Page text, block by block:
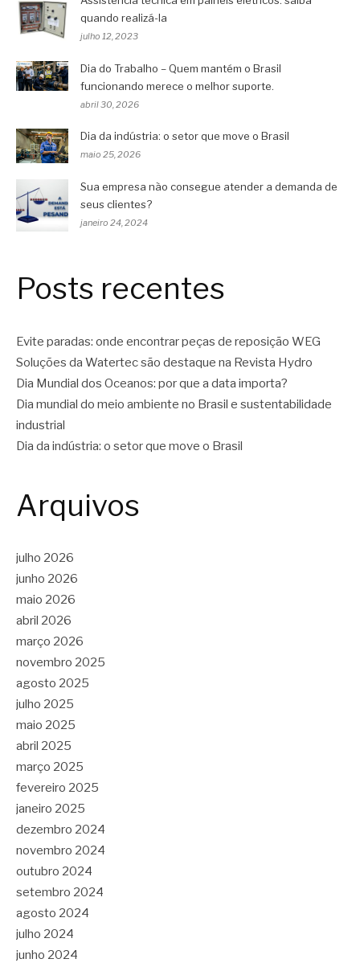
quando realizá-la
julho 12, 2023
Dia do Trabalho – Quem mantém o Brasil
funcionando merece o melhor suporte.
abril 30, 2026
Dia da indústria: o setor que move o Brasil
maio 25, 2026
Sua empresa não consegue atender a demanda de
seus clientes?
janeiro 24, 2024
Posts recentes
Evite paradas: onde encontrar peças de reposição WEG
Soluções da Watertec são destaque na Revista Hydro
Dia Mundial dos Oceanos: por que a data importa?
Dia mundial do meio ambiente no Brasil e sustentabilidade
industrial
Dia da indústria: o setor que move o Brasil
Arquivos
julho 2026
junho 2026
maio 2026
abril 2026
março 2026
novembro 2025
agosto 2025
julho 2025
maio 2025
abril 2025
março 2025
fevereiro 2025
janeiro 2025
dezembro 2024
novembro 2024
outubro 2024
setembro 2024
agosto 2024
julho 2024
junho 2024